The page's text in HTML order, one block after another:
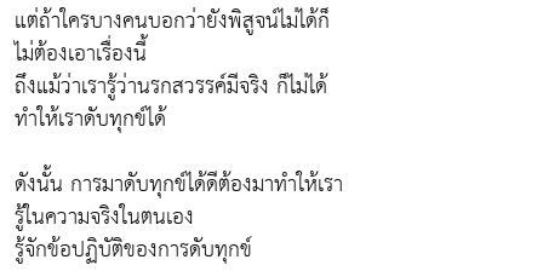
แต่ถ้าใครบางคนบอกว่ายังพิสูจน์ไม่ได้ก็
ไม่ต้องเอาเรื่องนี้
ถึงแม้ว่าเรารู้ว่านรกสวรรค์มีจริง ก็ไม่ได้
ทำให้เราดับทุกข์ได้
ดังนั้น การมาดับทุกข์ได้ดีต้องมาทำให้เรา
รู้ในความจริงในตนเอง
รู้จักข้อปฏิบัติของการดับทุกข์